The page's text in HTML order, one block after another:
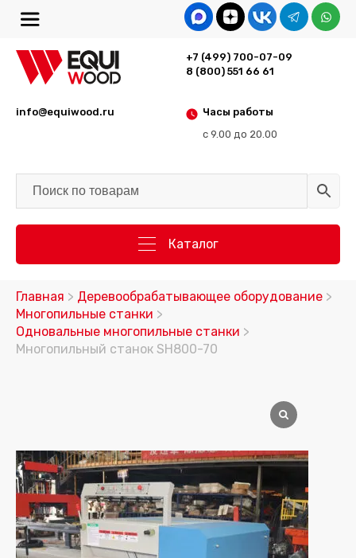
+7 (499) 700-07-09
8 (800) 551 66 61
Часы работы
с 9.00 до 20.00
info@equiwood.ru
Каталог
Главная > Деревообрабатывающее оборудование >
Многопильные станки >
Одновальные многопильные станки >
Многопильный станок SH800-70